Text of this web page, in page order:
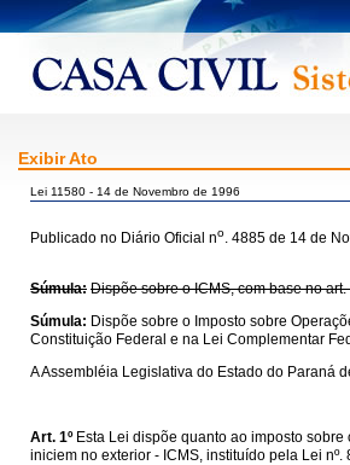
Exibir Ato
Lei 11580 - 14 de Novembro de 1996
Publicado no Diário Oficial no. 4885 de 14 de
Súmula: Dispõe sobre o ICMS, com base no
Súmula: Dispõe sobre o Imposto sobre
Constituição Federal e na Lei Complementar
A Assembléia Legislativa do Estado do Paraná
Art. 1º Esta Lei dispõe quanto ao imposto
iniciem no exterior - ICMS, instituído pela Lei